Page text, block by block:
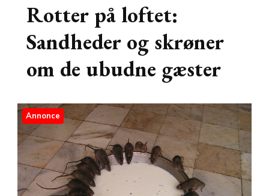
Rotter på loftet:
Sandheder og skrøner
om de ubudne gæster
Annonce